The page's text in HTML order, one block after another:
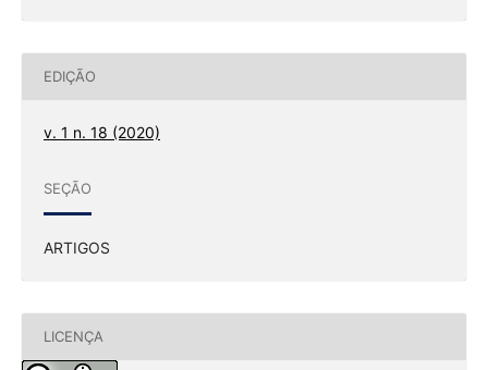
EDIÇÃO
v. 1 n. 18 (2020)
SEÇÃO
ARTIGOS
LICENÇA